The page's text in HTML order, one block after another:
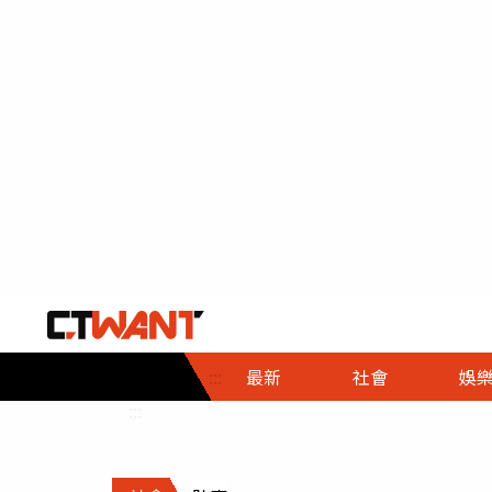
::: 最新 社會
社會首頁
時事
調查
娛樂
娛樂首頁
即時
財經首頁
熱線
政